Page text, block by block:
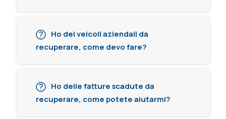
Ho dei veicoli aziendali da
recuperare, come devo fare?
Ho delle fatture scadute da
recuperare, come potete aiutarmi?